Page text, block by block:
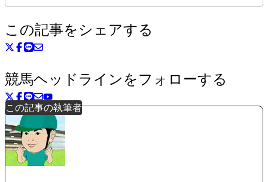
この記事をシェアする
競馬ヘッドラインをフォローする
この記事の執筆者